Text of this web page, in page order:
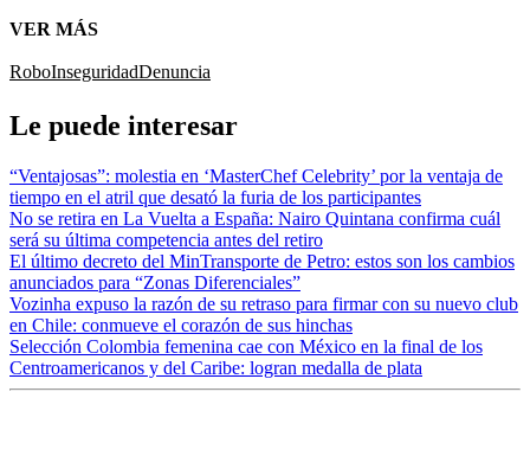
VER MÁS
RoboInseguridadDenuncia
Le puede interesar
“Ventajosas”: molestia en ‘MasterChef Celebrity’ por la ventaja de
tiempo en el atril que desató la furia de los participantes
No se retira en La Vuelta a España: Nairo Quintana confirma cuál
será su última competencia antes del retiro
El último decreto del MinTransporte de Petro: estos son los cambios
anunciados para “Zonas Diferenciales”
Vozinha expuso la razón de su retraso para firmar con su nuevo club
en Chile: conmueve el corazón de sus hinchas
Selección Colombia femenina cae con México en la final de los
Centroamericanos y del Caribe: logran medalla de plata